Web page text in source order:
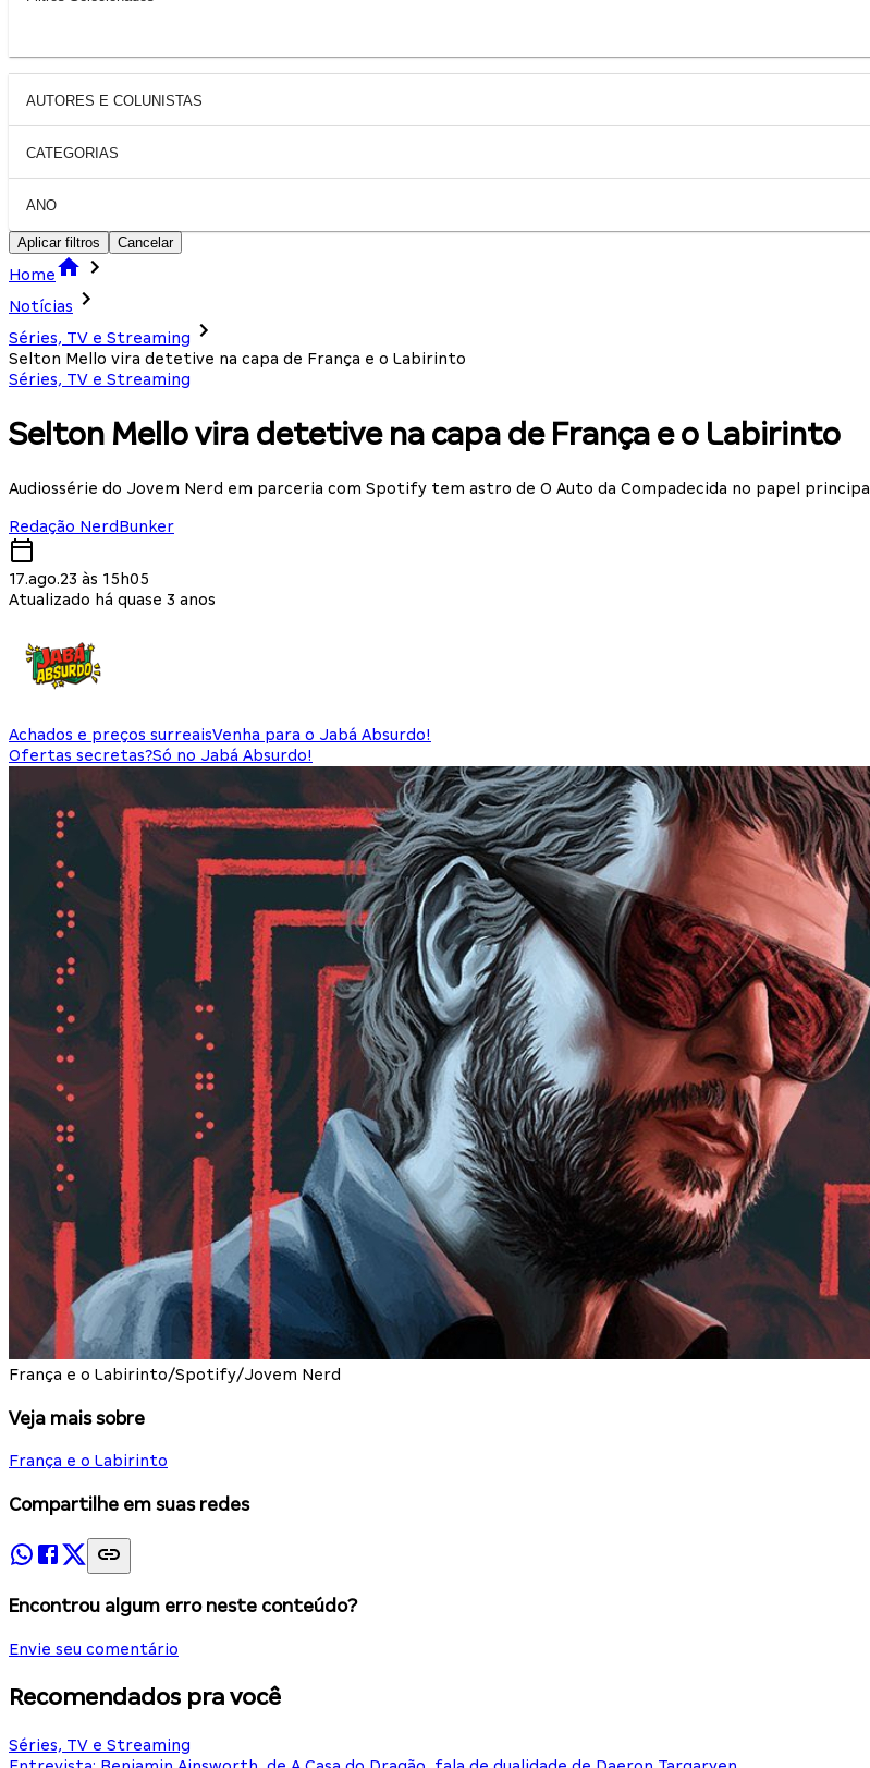
AUTORES E COLUNISTAS
CATEGORIAS
ANO
Aplicar filtros Cancelar
Home
Notícias
Séries, TV e Streaming
Selton Mello vira detetive na capa de França e o Labirinto
Séries, TV e Streaming
Selton Mello vira detetive na capa de França e o Labirinto
Audiossérie do Jovem Nerd em parceria com Spotify tem astro de O Auto da Compadecida no papel principal
Redação NerdBunker
17.ago.23 às 15h05
Atualizado há quase 3 anos
Achados e preços surreaisVenha para o Jabá Absurdo!
Ofertas secretas?Só no Jabá Absurdo!
França e o Labirinto/Spotify/Jovem Nerd
Veja mais sobre
França e o Labirinto
Compartilhe em suas redes
Encontrou algum erro neste conteúdo?
Envie seu comentário
Recomendados pra você
Séries, TV e Streaming